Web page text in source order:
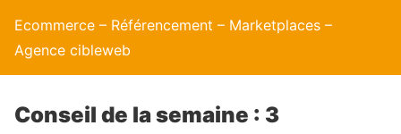
Ecommerce – Référencement – Marketplaces –
Agence cibleweb
Conseil de la semaine : 3